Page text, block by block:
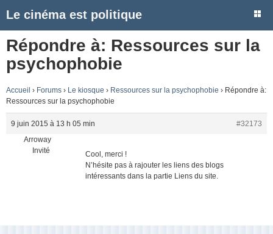
Le cinéma est politique
Répondre à: Ressources sur la
psychophobie
Accueil › Forums › Le kiosque › Ressources sur la psychophobie › Répondre à:
Ressources sur la psychophobie
9 juin 2015 à 13 h 05 min
#32173
Arroway
Invité
Cool, merci !
N’hésite pas à rajouter les liens des blogs
intéressants dans la partie Liens du site.